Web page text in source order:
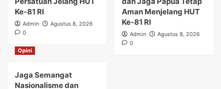
Ke-81 RI
Admin
Agustus 8, 2026
0
Aman Menjelang HUT
Ke-81 RI
Admin
Agustus 8, 2026
0
Opini
Jaga Semangat
Nasionalisme dan